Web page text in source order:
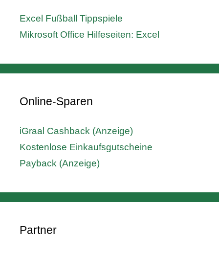
Excel Fußball Tippspiele
Mikrosoft Office Hilfeseiten: Excel
Online-Sparen
iGraal Cashback (Anzeige)
Kostenlose Einkaufsgutscheine
Payback (Anzeige)
Partner